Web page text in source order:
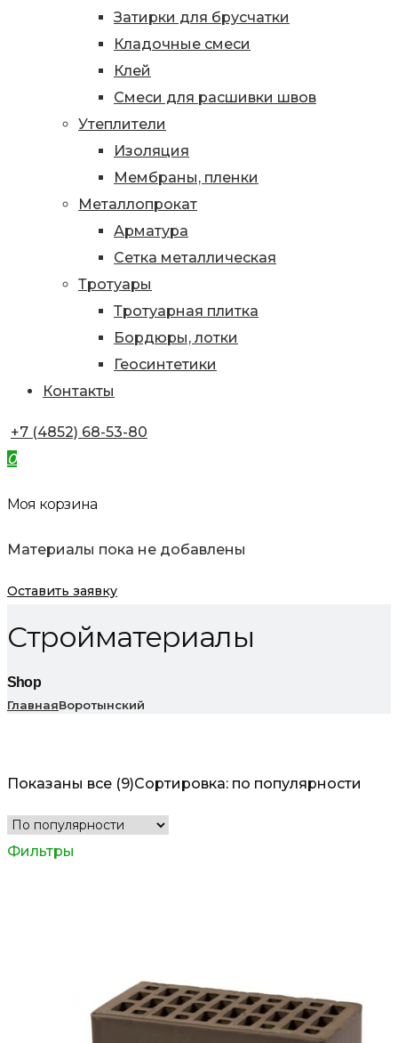
Затирки для брусчатки
Кладочные смеси
Клей
Смеси для расшивки швов
Утеплители
Изоляция
Мембраны, пленки
Металлопрокат
Арматура
Сетка металлическая
Тротуары
Тротуарная плитка
Бордюры, лотки
Геосинтетики
Контакты
+7 (4852) 68-53-80
0
Моя корзина
Материалы пока не добавлены
Оставить заявку
Стройматериалы
Shop
ГлавнаяВоротынский
Показаны все (9)Сортировка: по популярности
Фильтры